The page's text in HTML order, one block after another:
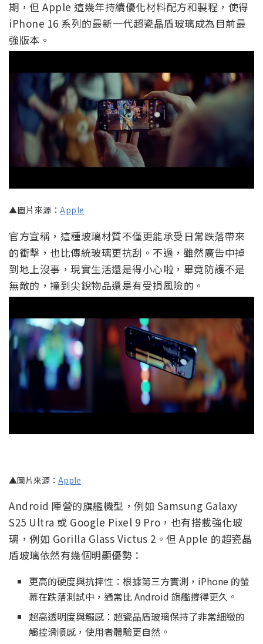
期，但 Apple 這幾年持續優化材料配方和製程，使得
iPhone 16 系列的最新一代超瓷晶盾玻璃成為目前最
強版本。
▲圖片來源： Apple
官方宣稱，這種玻璃材質不僅更能承受日常跌落帶來
的衝擊，也比傳統玻璃更抗刮。不過，雖然廣告中掉
到地上沒事，現實生活還是得小心啦，畢竟防護不是
無敵的，撞到尖銳物品還是有受損風險的。
▲圖片來源： Apple
Android 陣營的旗艦機型，例如 Samsung Galaxy
S25 Ultra 或 Google Pixel 9 Pro，也有搭載強化玻
璃，例如 Gorilla Glass Victus 2。但 Apple 的超瓷晶
盾玻璃依然有幾個明顯優勢：
更高的硬度與抗摔性：根據第三方實測，iPhone 的螢
幕在跌落測試中，通常比 Android 旗艦撐得更久。
超高透明度與觸感：超瓷晶盾玻璃保持了非常細緻的
觸控滑順感，使用者體驗更自然。